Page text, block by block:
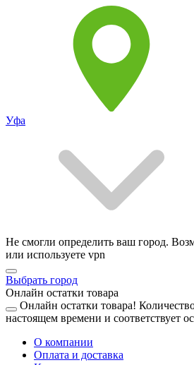
Уфа
Не смогли определить ваш город.
или используете vpn
Выбрать город
Онлайн остатки товара
Онлайн остатки товара!
настоящем времени и соответствует
О компании
Оплата и доставка